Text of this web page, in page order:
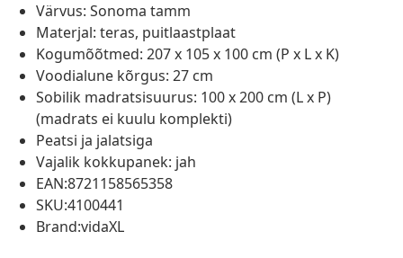
Värvus: Sonoma tamm
Materjal: teras, puitlaastplaat
Kogumõõtmed: 207 x 105 x 100 cm (P x L x K)
Voodialune kõrgus: 27 cm
Sobilik madratsisuurus: 100 x 200 cm (L x P)
(madrats ei kuulu komplekti)
Peatsi ja jalatsiga
Vajalik kokkupanek: jah
EAN:8721158565358
SKU:4100441
Brand:vidaXL